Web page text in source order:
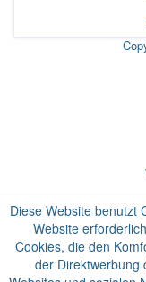
Diese Website benutzt
Website
Cookies, die den
der Direktwerbung